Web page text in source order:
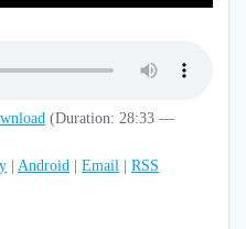
(Duration: 28:33 —
Android Email RSS